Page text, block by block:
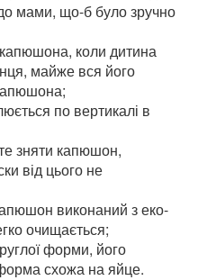
мами, що-б було зручно
коли дитина
майже вся його
по вертикалі в
зняти капюшон,
від цього не
виконаний з еко-
очищається;
форми, його
схожа на яйце.